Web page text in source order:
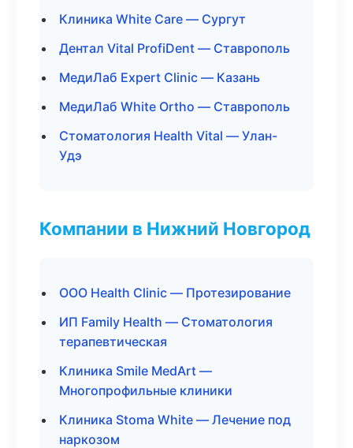
Клиника White Care — Сургут
Дентал Vital ProfiDent — Ставрополь
МедиЛаб Expert Clinic — Казань
МедиЛаб White Ortho — Ставрополь
Стоматология Health Vital — Улан-
Удэ
Компании в Нижний Новгород
ООО Health Clinic — Протезирование
ИП Family Health — Стоматология
терапевтическая
Клиника Smile MedArt —
Многопрофильные клиники
Клиника Stoma White — Лечение под
наркозом